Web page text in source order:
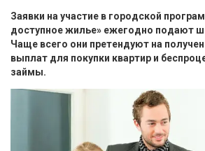
Заявки на участие в городской
доступное жилье» ежегодно подают
Чаще всего они претендуют на
выплат для покупки квартир и
займы.